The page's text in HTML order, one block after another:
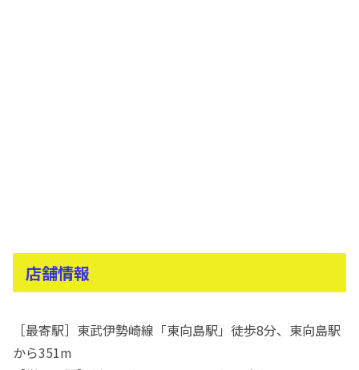
店舗情報
［最寄駅］東武伊勢崎線「東向島駅」徒歩8分、東向島駅
から351m